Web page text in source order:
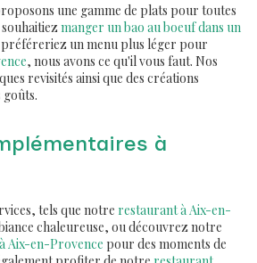
une gamme de plats pour toutes
souhaitiezmanger un bao au boeuf dans un
un menu plus léger pour
, nous avons ce qu'il vous faut. Nos
revisités ainsi que des créations
à
tels que notre restaurant à Aix-en-
chaleureuse, ou découvrez notre
Aix-en-Provence pour des moments de